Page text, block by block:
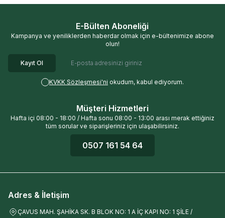
E-Bülten Aboneliği
Kampanya ve yeniliklerden haberdar olmak için e-bültenimize abone
olun!
Kayıt Ol
KVKK Sözleşmesi'ni okudum, kabul ediyorum.
Müşteri Hizmetleri
Hafta içi 08:00 - 18:00 / Hafta sonu 08:00 - 13:00 arası merak ettiğiniz
tüm sorular ve siparişleriniz için ulaşabilirsiniz.
0507 161 54 64
Adres & İletişim
ÇAVUS MAH. ŞAHİKA SK. B BLOK NO: 1 A İÇ KAPI NO: 1 ŞİLE /